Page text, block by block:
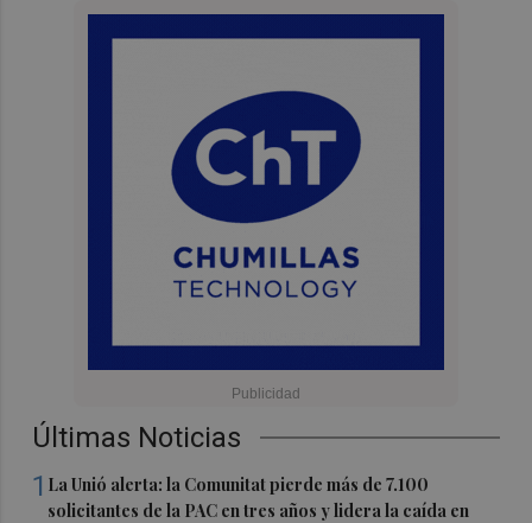
Últimas Noticias
1 La Unió alerta: la Comunitat pierde más de 7.100
solicitantes de la PAC en tres años y lidera la caída en